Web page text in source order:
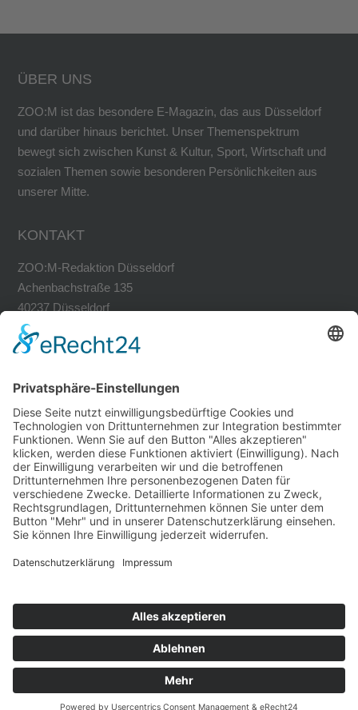
ÜBER UNS
ZOO:M ist das besondere E-Magazin, das aus Düsseldorf
und darüber hinaus berichtet. Unser Themenspektrum
bewegt sich zwischen Kunst & Kultur, Sport, Wirtschaft und
sozialen Themen sowie besonderen Persönlichkeiten aus
unserer Mitte.
KONTAKT
ZOO:M-Redaktion Düsseldorf
Achenbachstraße 135
40237 Düsseldorf
Tel. 0211-30200741
Fax 0211-30200749
RECHTLICHES
Impressum
Datenschutz
Datenschutz Social Networks
Mediadaten